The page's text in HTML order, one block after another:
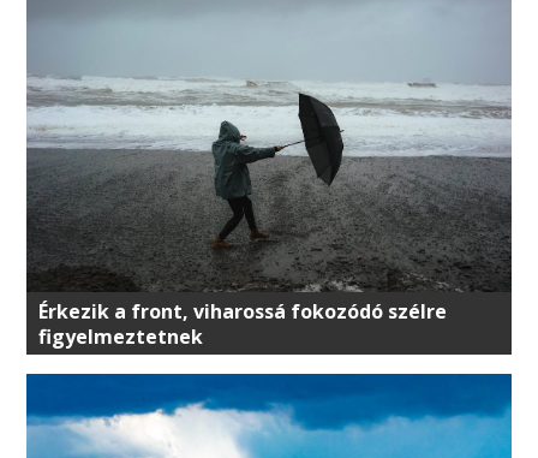
Érkezik a front, viharossá fokozódó szélre
figyelmeztetnek